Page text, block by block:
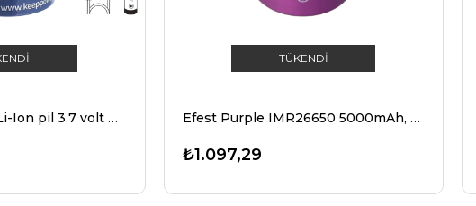
5200mAh 26650 Li-Ion pil 3.7 volt PCB, USB şarj seçeneği ile korumalı
TÜKENDI
Efest Purple IMR26650 5000mAh, 3.6V - 3.7V Li-Ion pil korumasız 26.12x66.5mm
₺1.097,29